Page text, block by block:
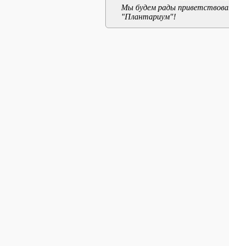
Мы будем рады
"Плантариум"!